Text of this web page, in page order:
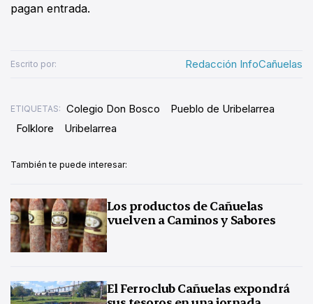
pagan entrada.
Escrito por: Redacción InfoCañuelas
ETIQUETAS: Colegio Don Bosco
Pueblo de Uribelarrea
Folklore
Uribelarrea
También te puede interesar:
Los productos de Cañuelas
vuelven a Caminos y Sabores
El Ferroclub Cañuelas expondrá